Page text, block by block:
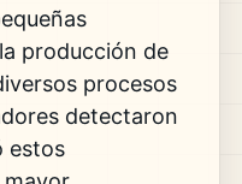
producción de
procesos
detectaron
estos